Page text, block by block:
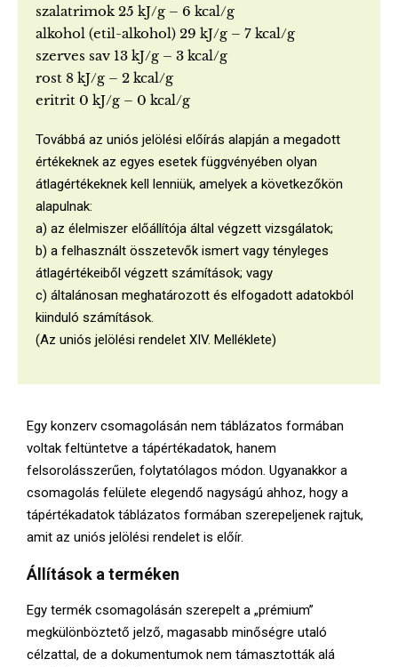
szalatrimok 25 kJ/g – 6 kcal/g
alkohol (etil-alkohol) 29 kJ/g – 7 kcal/g
szerves sav 13 kJ/g – 3 kcal/g
rost 8 kJ/g – 2 kcal/g
eritrit 0 kJ/g – 0 kcal/g
Továbbá az uniós jelölési előírás alapján a megadott
értékeknek az egyes esetek függvényében olyan
átlagértékeknek kell lenniük, amelyek a következőkön
alapulnak:
a) az élelmiszer előállítója által végzett vizsgálatok;
b) a felhasznált összetevők ismert vagy tényleges
átlagértékeiből végzett számítások; vagy
c) általánosan meghatározott és elfogadott adatokból
kiinduló számítások.
(Az uniós jelölési rendelet XIV. Melléklete)
Egy konzerv csomagolásán nem táblázatos formában
voltak feltüntetve a tápértékadatok, hanem
felsorolásszerűen, folytatólagos módon. Ugyanakkor a
csomagolás felülete elegendő nagyságú ahhoz, hogy a
tápértékadatok táblázatos formában szerepeljenek rajtuk,
amit az uniós jelölési rendelet is előír.
Állítások a terméken
Egy termék csomagolásán szerepelt a „prémium”
megkülönböztető jelző, magasabb minőségre utaló
célzattal, de a dokumentumok nem támasztották alá